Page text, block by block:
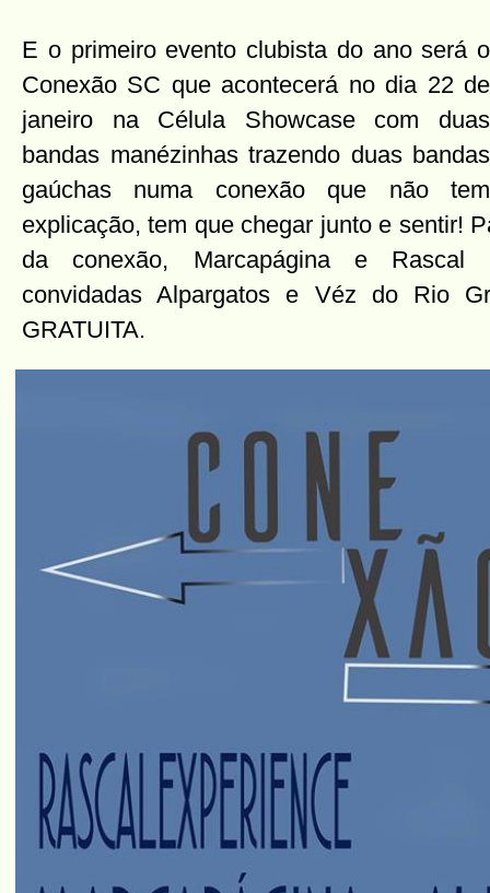
E o primeiro evento clubista do ano será o
Conexão SC que acontecerá no dia 22 de
janeiro na Célula Showcase com duas
bandas manézinhas trazendo duas bandas
gaúchas numa conexão que não tem
explicação, tem que chegar junto e sentir!
da conexão, Marcapágina e Rascal
convidadas Alpargatos e Véz do Rio
GRATUITA.